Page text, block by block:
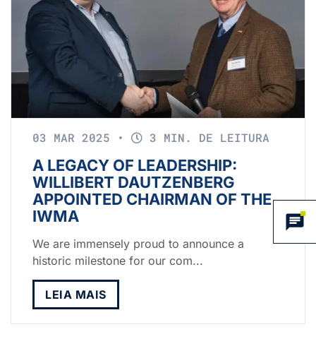
03 MAR 2025 • 3 MIN. DE LEITURA
A LEGACY OF LEADERSHIP:
WILLIBERT DAUTZENBERG
APPOINTED CHAIRMAN OF THE
IWMA
We are immensely proud to announce a
historic milestone for our com...
LEIA MAIS